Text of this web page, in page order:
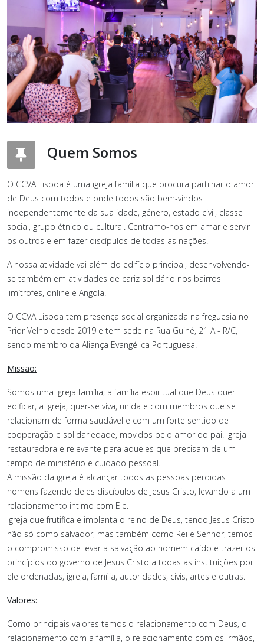
Quem Somos
O CCVA Lisboa é uma igreja família que procura partilhar o amor
de Deus com todos e onde todos são bem-vindos
independentemente da sua idade, género, estado civil, classe
social, grupo étnico ou cultural. Centramo-nos em amar e servir
os outros e em fazer discípulos de todas as nações.
A nossa atividade vai além do edifício principal, desenvolvendo-
se também em atividades de cariz solidário nos bairros
limítrofes, online e Angola.
O CCVA Lisboa tem presença social organizada na freguesia no
Prior Velho desde 2019 e tem sede na Rua Guiné, 21 A - R/C,
sendo membro da Aliança Evangélica Portuguesa.
Missão:
Somos uma igreja família, a família espiritual que Deus quer
edificar, a igreja, quer-se viva, unida e com membros que se
relacionam de forma saudável e com um forte sentido de
cooperação e solidariedade, movidos pelo amor do pai. Igreja
restauradora e relevante para aqueles que precisam de um
tempo de ministério e cuidado pessoal.
A missão da igreja é alcançar todos as pessoas perdidas
homens fazendo deles discípulos de Jesus Cristo, levando a um
relacionamento intimo com Ele.
Igreja que frutifica e implanta o reino de Deus, tendo Jesus Cristo
não só como salvador, mas também como Rei e Senhor, temos
o compromisso de levar a salvação ao homem caído e trazer os
princípios do governo de Jesus Cristo a todas as instituições por
ele ordenadas, igreja, família, autoridades, civis, artes e outras.
Valores:
Como principais valores temos o relacionamento com Deus, o
relacionamento com a família, o relacionamento com os irmãos,